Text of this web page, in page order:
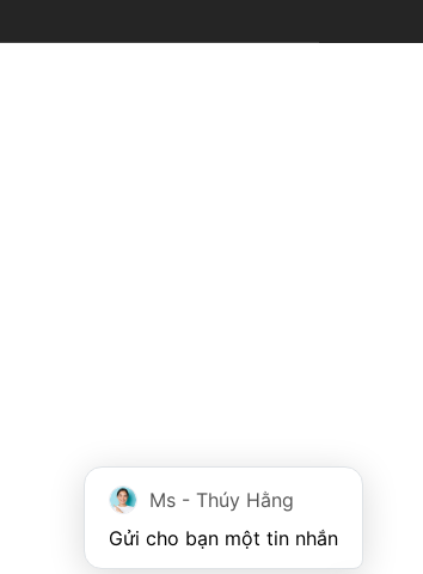
Ms - Thúy Hằng
Gửi cho bạn một tin nhắn